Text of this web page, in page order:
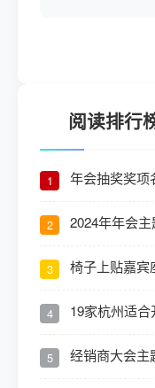
阅读排行
1 年会抽奖奖项
2 2024年年会
3 椅子上贴嘉宾
4 19家杭州适
5 经销商大会主